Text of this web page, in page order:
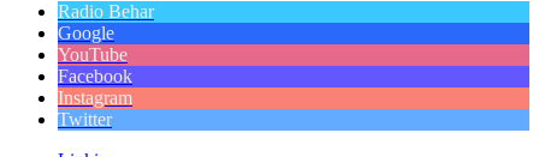
Radio Behar
Google
YouTube
Facebook
Instagram
Twitter